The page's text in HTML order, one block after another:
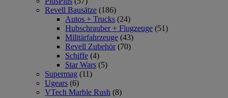
Revell Bausätze (186)
Autos + Trucks (24)
Hubschrauber + Flugzeuge (51)
Militärfahrzeuge (43)
Revell Zubehör (70)
Schiffe (4)
Star Wars (5)
Supermag (11)
Ugears (6)
VTech Marble Rush (8)